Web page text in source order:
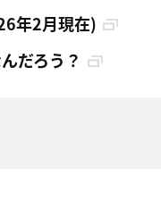
年2月現在)
だろう？